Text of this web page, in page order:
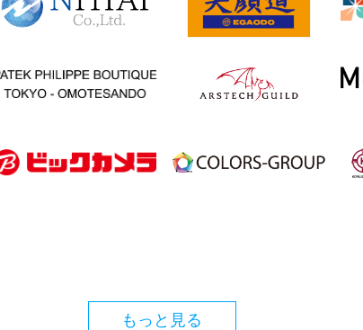
もっと見る